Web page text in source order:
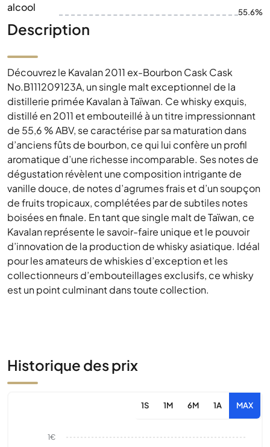
alcool
55.6%
Description
Découvrez le Kavalan 2011 ex-Bourbon Cask Cask
No.B111209123A, un single malt exceptionnel de la
distillerie primée Kavalan à Taïwan. Ce whisky exquis,
distillé en 2011 et embouteillé à un titre impressionnant
de 55,6 % ABV, se caractérise par sa maturation dans
d’anciens fûts de bourbon, ce qui lui confère un profil
aromatique d’une richesse incomparable. Ses notes de
dégustation révèlent une composition intrigante de
vanille douce, de notes d’agrumes frais et d’un soupçon
de fruits tropicaux, complétées par de subtiles notes
boisées en finale. En tant que single malt de Taïwan, ce
Kavalan représente le savoir-faire unique et le pouvoir
d’innovation de la production de whisky asiatique. Idéal
pour les amateurs de whiskies d’exception et les
collectionneurs d’embouteillages exclusifs, ce whisky
est un point culminant dans toute collection.
Historique des prix
1S 1M 6M 1A MAX
1€